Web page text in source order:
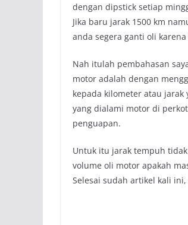
dengan dipstick setiap
Jika baru jarak 1500 km
anda segera ganti oli
Nah itulah pembahasan
motor adalah dengan
kepada kilometer atau
yang dialami motor di
penguapan.
Untuk itu jarak tempuh
volume oli motor apakah
Selesai sudah artikel kali